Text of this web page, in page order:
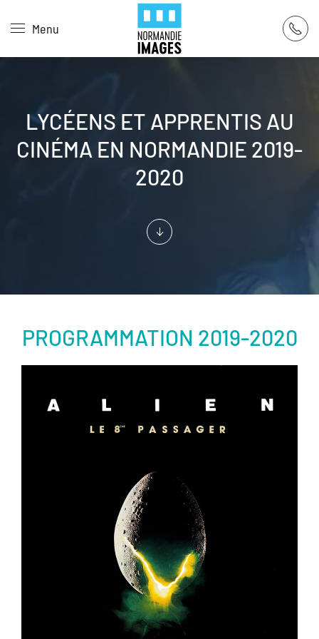
Skip to main content
Menu
LYCÉENS ET APPRENTIS AU
CINÉMA EN NORMANDIE 2019-
2020
PROGRAMMATION 2019-2020
er
Voir la fiche film
Panneau de gestion des cookies